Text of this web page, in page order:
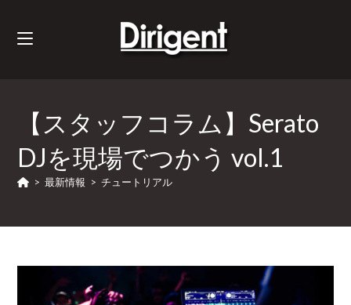
【スタッフコラム】Serato
DJを現場でつかう vol.1
> 最新情報 > チュートリアル